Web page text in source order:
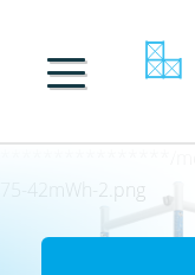
75-42mWh-2.png